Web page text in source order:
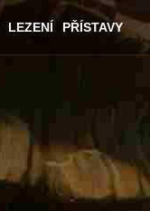
LEZENÍ PŘÍSTAVY